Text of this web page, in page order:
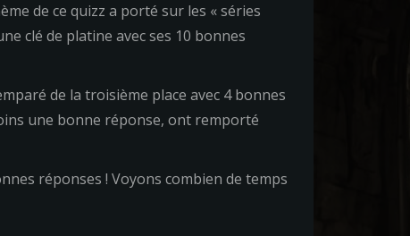
de ce quizz a porté sur les « séries
clé de platine avec ses 10 bonnes
de la troisième place avec 4 bonnes
une bonne réponse, ont remporté
réponses ! Voyons combien de temps